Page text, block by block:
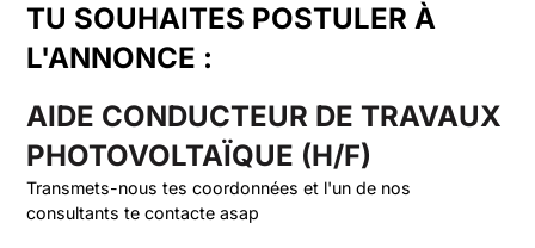
TU SOUHAITES POSTULER À
L'ANNONCE :
AIDE CONDUCTEUR DE TRAVAUX
PHOTOVOLTAÏQUE (H/F)
Transmets-nous tes coordonnées et l'un de nos
consultants te contacte asap